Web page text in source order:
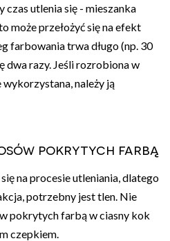
czas utlenia się - mieszanka
może przełożyć się na efekt
farbowania trwa długo (np. 30
razy. Jeśli rozrobiona w
należy ją
pokrytych farbą
na procesie utleniania, dlatego
potrzebny jest tlen. Nie
pokrytych farbą w ciasny kok
czepkiem.